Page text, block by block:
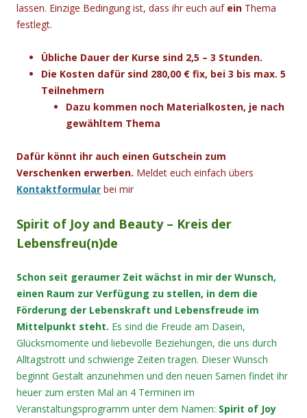
lassen. Einzige Bedingung ist, dass ihr euch auf ein Thema
festlegt.
Übliche Dauer der Kurse sind 2,5 – 3 Stunden.
Die Kosten dafür sind 280,00 € fix, bei 3 bis max. 5
Teilnehmern
Dazu kommen noch Materialkosten, je nach
gewähltem Thema
Dafür könnt ihr auch einen Gutschein zum
Verschenken erwerben. Meldet euch einfach übers
Kontaktformular bei mir
Spirit of Joy and Beauty – Kreis der
Lebensfreu(n)de
Schon seit geraumer Zeit wächst in mir der Wunsch,
einen Raum zur Verfügung zu stellen, in dem die
Förderung der Lebenskraft und Lebensfreude im
Mittelpunkt steht. Es sind die Freude am Dasein,
Glücksmomente und liebevolle Beziehungen, die uns durch
Alltagstrott und schwierige Zeiten tragen. Dieser Wunsch
beginnt Gestalt anzunehmen und den neuen Samen findet ihr
heuer zum ersten Mal an 4 Terminen im
Veranstaltungsprogramm unter dem Namen: Spirit of Joy